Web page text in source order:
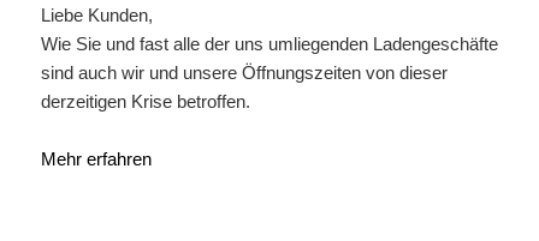
Liebe Kunden,
Wie Sie und fast alle der uns umliegenden Ladengeschäfte
sind auch wir und unsere Öffnungszeiten von dieser
derzeitigen Krise betroffen.
Mehr erfahren